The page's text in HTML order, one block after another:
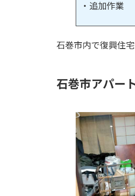
・追加作業
石巻市内で復興住
石巻市アパー